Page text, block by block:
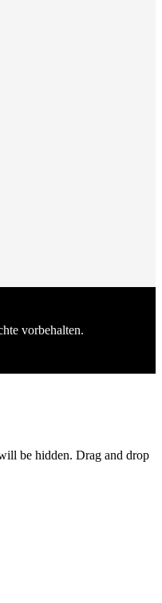
vorbehalten.
be hidden. Drag and drop